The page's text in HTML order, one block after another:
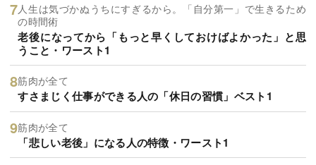
人生は気づかぬうちにすぎるから。「自分第一」で生きるため
の時間術
老後になってから「もっと早くしておけばよかった」と思
うこと・ワースト1
筋肉が全て
すさまじく仕事ができる人の「休日の習慣」ベスト1
筋肉が全て
「悲しい老後」になる人の特徴・ワースト1